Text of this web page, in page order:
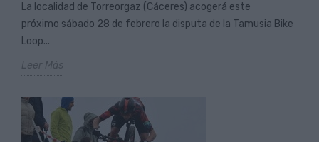
La localidad de Torreorgaz (Cáceres) acogerá este
próximo sábado 28 de febrero la disputa de la Tamusia Bike
Loop...
Leer Más